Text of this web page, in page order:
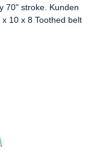
70" stroke. Kunden
10 x 8 Toothed belt